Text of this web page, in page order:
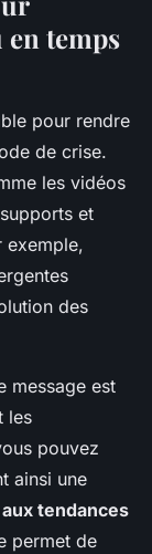
temps
pour rendre
de crise.
les vidéos
et
exemple,
des
message est
les
pouvez
ainsi une
tendances
permet de